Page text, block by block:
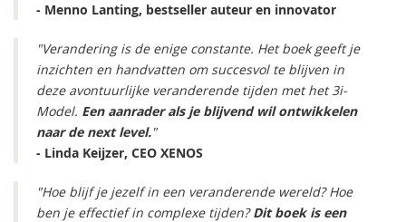
- Menno Lanting, bestseller auteur en innovator
"Verandering is de enige constante. Het boek geeft je
inzichten en handvatten om succesvol te blijven in
deze avontuurlijke veranderende tijden met het 3i-
Model. Een aanrader als je blijvend wil ontwikkelen
naar de next level."
- Linda Keijzer, CEO XENOS
"Hoe blijf je jezelf in een veranderende wereld? Hoe
ben je effectief in complexe tijden?Dit boek is een